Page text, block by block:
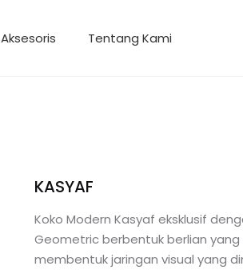
Aksesoris Tentang Kami
KASYAF
Koko Modern Kasyaf eksklusif
Geometric berbentuk berlian
membentuk jaringan visual yang